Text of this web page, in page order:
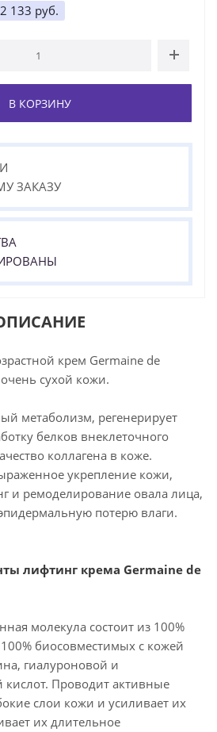
2 133 руб.
В КОРЗИНУ
ЗАКАЗУ
крем Germaine de
сухой кожи.
метаболизм, регенерирует
белков внеклеточного
коллагена в коже.
укрепление кожи,
и ремоделирование овала лица,
потерю влаги.
лифтинг крема Germaine de
молекула состоит из 100%
биосовместимых с кожей
гиалуроновой и
кислот. Проводит активные
слои кожи и усиливает их
их длительное